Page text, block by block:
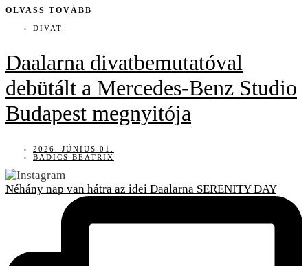
OLVASS TOVÁBB
DIVAT
Daalarna divatbemutatóval
debütált a Mercedes-Benz Studio
Budapest megnyitója
2026. JÚNIUS 01.
BADICS BEATRIX
Néhány nap van hátra az idei Daalarna SERENITY DAY